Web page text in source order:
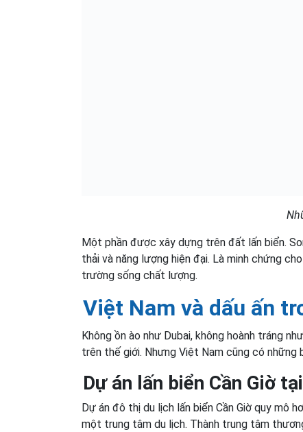
Một phần được xây dựng trên đất lấn biển.
thải và năng lượng hiện đại. Là minh chứng
trường sống chất lượng.
Việt Nam và dấu ấn
Không ồn ào như Dubai, không hoành tráng
trên thế giới. Nhưng Việt Nam cũng có
Dự án lấn biển Cần Giờ
Dự án đô thị du lịch lấn biển Cần Giờ quy mô
một trung tâm du lịch. Thành trung tâm